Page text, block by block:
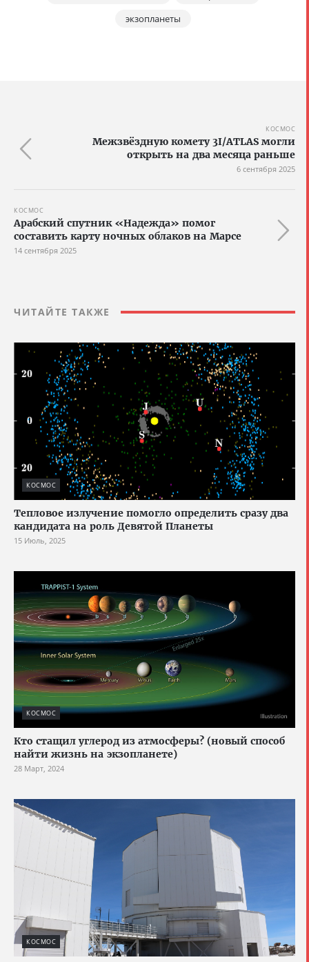
экзопланеты
КОСМОС
Межзвёздную комету 3I/ATLAS могли
открыть на два месяца раньше
6 сентября 2025
КОСМОС
Арабский спутник «Надежда» помог
составить карту ночных облаков на Марсе
14 сентября 2025
ЧИТАЙТЕ ТАКЖЕ
КОСМОС
Тепловое излучение помогло определить сразу два
кандидата на роль Девятой Планеты
15 Июль, 2025
КОСМОС
Кто стащил углерод из атмосферы? (новый способ
найти жизнь на экзопланете)
28 Март, 2024
КОСМОС